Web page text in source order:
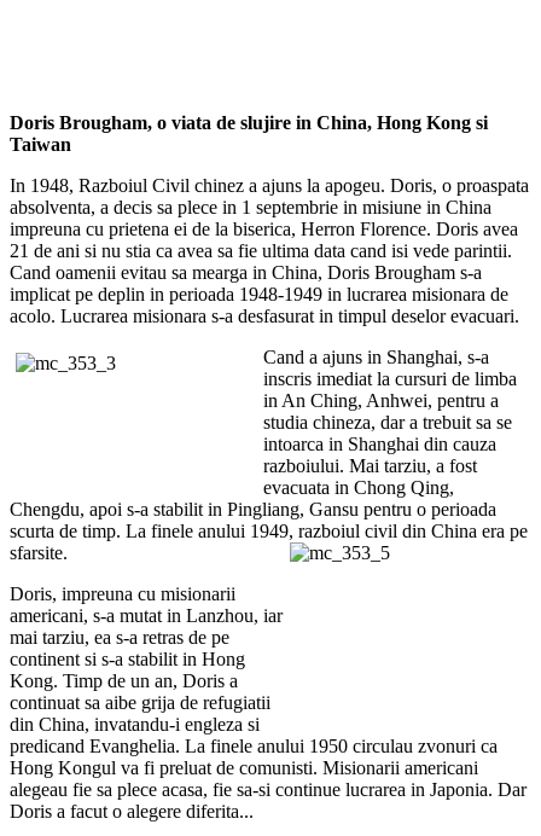
Doris Brougham, o viata de slujire in China, Hong Kong si
Taiwan
In 1948, Razboiul Civil chinez a ajuns la apogeu. Doris, o proaspata
absolventa, a decis sa plece in 1 septembrie in misiune in China
impreuna cu prietena ei de la biserica, Herron Florence. Doris avea
21 de ani si nu stia ca avea sa fie ultima data cand isi vede parintii.
Cand oamenii evitau sa mearga in China, Doris Brougham s-a
implicat pe deplin in perioada 1948-1949 in lucrarea misionara de
acolo. Lucrarea misionara s-a desfasurat in timpul deselor evacuari.
Cand a ajuns in Shanghai, s-a
inscris imediat la cursuri de limba
in An Ching, Anhwei, pentru a
studia chineza, dar a trebuit sa se
intoarca in Shanghai din cauza
razboiului. Mai tarziu, a fost
evacuata in Chong Qing,
Chengdu, apoi s-a stabilit in Pingliang, Gansu pentru o perioada
scurta de timp. La finele anului 1949, razboiul civil din China era pe
sfarsite.
Doris, impreuna cu misionarii
americani, s-a mutat in Lanzhou, iar
mai tarziu, ea s-a retras de pe
continent si s-a stabilit in Hong
Kong. Timp de un an, Doris a
continuat sa aibe grija de refugiatii
din China, invatandu-i engleza si
predicand Evanghelia. La finele anului 1950 circulau zvonuri ca
Hong Kongul va fi preluat de comunisti. Misionarii americani
alegeau fie sa plece acasa, fie sa-si continue lucrarea in Japonia. Dar
Doris a facut o alegere diferita...